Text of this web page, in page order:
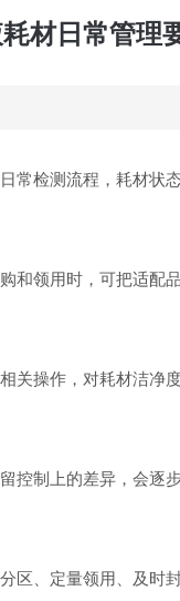
材日常管理
常检测流程，耗材
和领用时，可把适
关操作，对耗材洁
控制上的差异，会
区、定量领用、及